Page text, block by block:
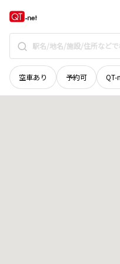
空車あり 予約可 QT-
富山県